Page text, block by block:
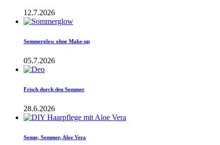
12.7.2026
Sommerglow ohne Make-up
05.7.2026
Frisch durch den Sommer
28.6.2026
Sonne, Sommer, Aloe Vera